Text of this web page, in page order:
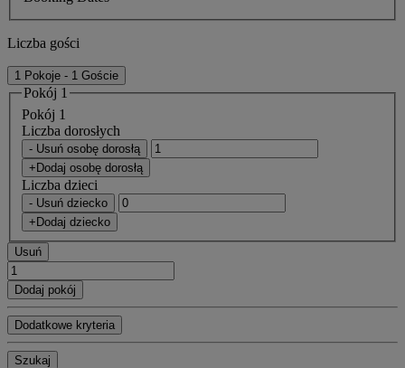
Liczba gości
1 Pokoje - 1 Goście
Pokój 1
Pokój 1
Liczba dorosłych
- Usuń osobę dorosłą
+Dodaj osobę dorosłą
Liczba dzieci
- Usuń dziecko
+Dodaj dziecko
Usuń
Dodaj pokój
Dodatkowe kryteria
Szukaj